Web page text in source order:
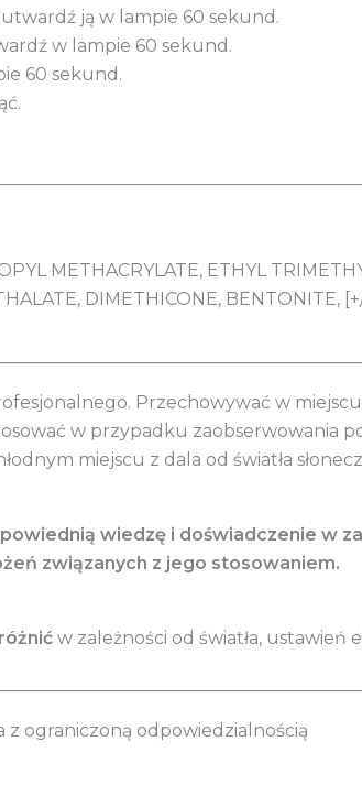
ją w lampie 60 sekund.
w lampie 60 sekund.
60 sekund.
METHACRYLATE, ETHYL
DIMETHICONE, BENTONITE,
Przechowywać w
w przypadku zaobserwowania
miejscu z dala od światła
wiedzę i doświadczenie w
związanych z jego stosowaniem.
w zależności od światła, ustawień
z ograniczoną odpowiedzialnością